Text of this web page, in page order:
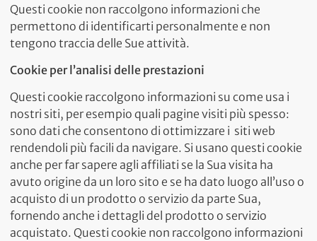
Questi cookie non raccolgono informazioni che
permettono di identificarti personalmente e non
tengono traccia delle Sue attività.
Cookie per l’analisi delle prestazioni
Questi cookie raccolgono informazioni su come usa i
nostri siti, per esempio quali pagine visiti più spesso:
sono dati che consentono di ottimizzare i siti web
rendendoli più facili da navigare. Si usano questi cookie
anche per far sapere agli affiliati se la Sua visita ha
avuto origine da un loro sito e se ha dato luogo all’uso o
acquisto di un prodotto o servizio da parte Sua,
fornendo anche i dettagli del prodotto o servizio
acquistato. Questi cookie non raccolgono informazioni